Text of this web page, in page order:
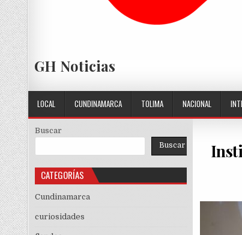
GH Noticias
LOCAL CUNDINAMARCA TOLIMA NACIONAL
Buscar
Buscar
CATEGORÍAS
Cundinamarca
curiosidades